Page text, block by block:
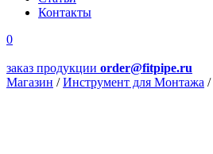
Контакты
0
заказ продукции order@fitpipe.ru
Магазин /Инструмент для Монтажа /